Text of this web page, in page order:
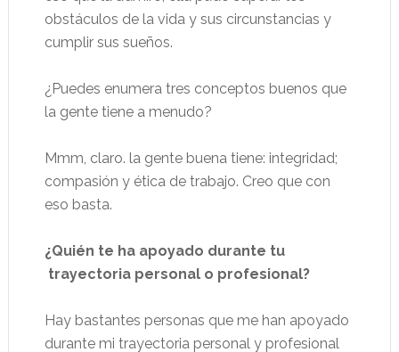
obstáculos de la vida y sus circunstancias y
cumplir sus sueños.
¿Puedes enumera tres conceptos buenos que
la gente tiene a menudo?
Mmm, claro. la gente buena tiene: integridad;
compasión y ética de trabajo. Creo que con
eso basta.
¿Quién te ha apoyado durante tu
trayectoria personal o profesional?
Hay bastantes personas que me han apoyado
durante mi trayectoria personal y profesional